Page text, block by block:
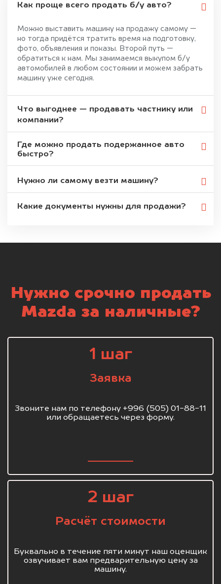
Как проще всего продать б/у авто?
Можно выставить машину на продажу самому —
но тогда придётся тратить время на подготовку,
фото, объявления и показы. Второй путь —
обратиться к нам. Мы занимаемся выкупом б/у
автомобилей в любом состоянии и можем забрать
машину уже сегодня.
Что выгоднее — продавать частнику или
компании?
Где можно продать подержанное авто
быстро?
Нужно ли самому везти машину?
Какие документы нужны для продажи?
Нужно срочно продать
Mazda за наличные?
1 шаг
Заявка
Звоните нам по телефону +996 (505) 01-88-11
или обращаетесь через форму.
2 шаг
Расчёт стоимости
Буквально в течение пяти минут наш оценщик
озвучивает вам предварительную цену за
машину.